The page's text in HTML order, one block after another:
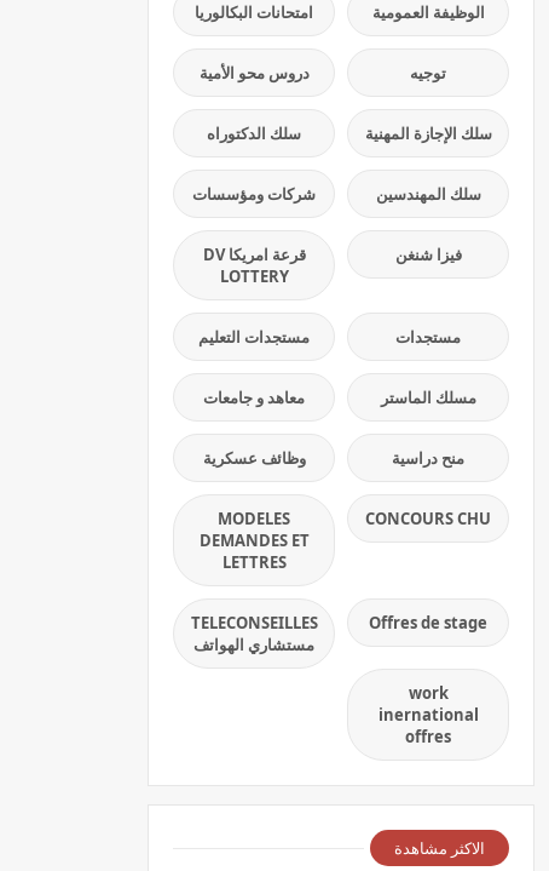
الوظيفة العمومية امتحانات البكالوريا
توجيه دروس محو الأمية
سلك الإجازة المهنية سلك الدكتوراه
سلك المهندسين شركات ومؤسسات
فيزا شنغن
قرعة امريكا DV
LOTTERY
مستجدات مستجدات التعليم
مسلك الماستر معاهد و جامعات
منح دراسية وظائف عسكرية
CONCOURS CHU
MODELES
DEMANDES ET
LETTRES
Offres de stage
TELECONSEILLES
مستشاري الهواتف
work
inernational
offres
الاكثر مشاهدة